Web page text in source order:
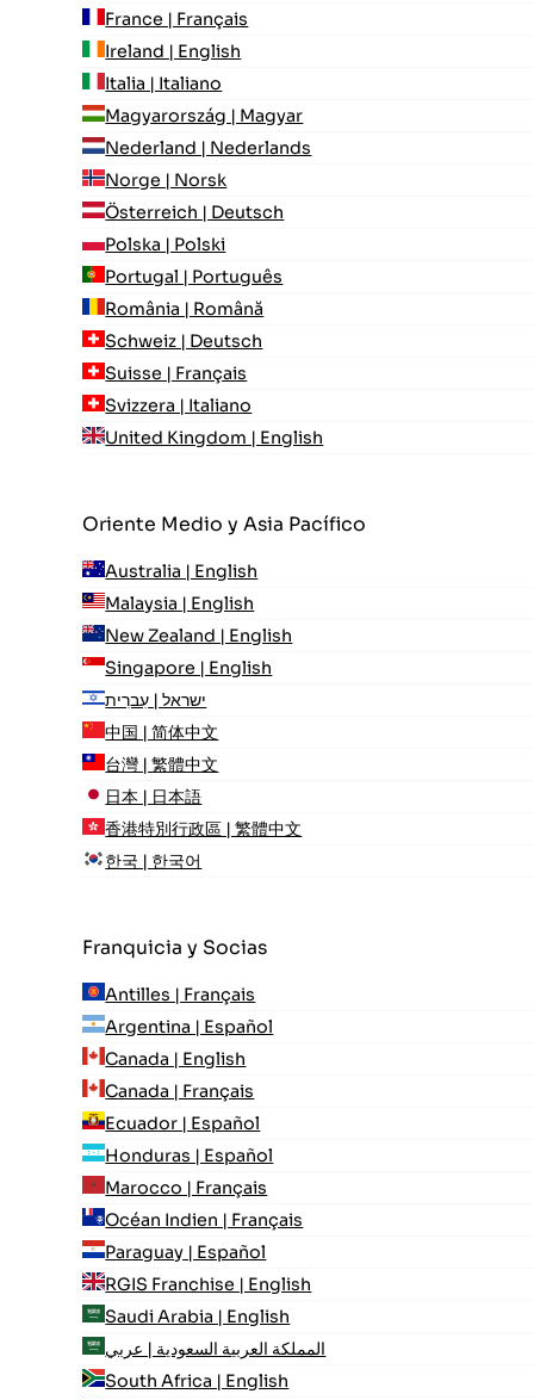
France | Français
Ireland | English
Italia | Italiano
Magyarország | Magyar
Nederland | Nederlands
Norge | Norsk
Österreich | Deutsch
Polska | Polski
Portugal | Português
România | Română
Schweiz | Deutsch
Suisse | Français
Svizzera | Italiano
United Kingdom | English
Oriente Medio y Asia Pacífico
Australia | English
Malaysia | English
New Zealand | English
Singapore | English
ישראל | עִברִית
中国 | 简体中文
台灣 | 繁體中文
日本 | 日本語
香港特別行政區 | 繁體中文
한국 | 한국어
Franquicia y Socias
Antilles | Français
Argentina | Español
Canada | English
Canada | Français
Ecuador | Español
Honduras | Español
Marocco | Français
Océan Indien | Français
Paraguay | Español
RGIS Franchise | English
Saudi Arabia | English
المملكة العربية السعودية | عربي
South Africa | English